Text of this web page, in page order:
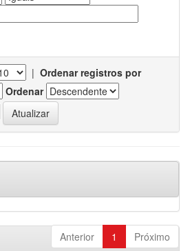
| Ordenar registros por
Ordenar
Anterior 1 Próximo